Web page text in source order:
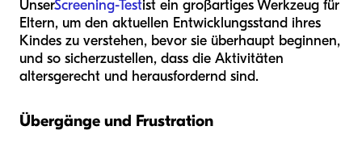
UnserScreening-Testist ein großartiges Werkzeug für
Eltern, um den aktuellen Entwicklungsstand ihres
Kindes zu verstehen, bevor sie überhaupt beginnen,
und so sicherzustellen, dass die Aktivitäten
altersgerecht und herausfordernd sind.
Übergänge und Frustration